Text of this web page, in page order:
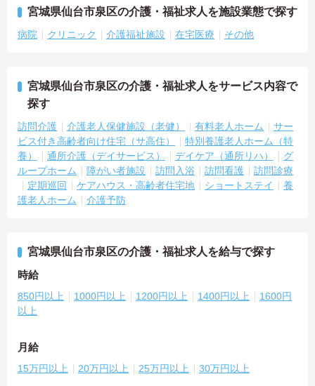
宮城県仙台市泉区の介護・福祉求人を施設業態で探す
病院 クリニック 介護福祉施設 在宅医療 その他
宮城県仙台市泉区の介護・福祉求人をサービス内容で
探す
訪問介護 介護老人保健施設（老健） 有料老人ホーム
サー
ビス付き高齢者向け住宅（サ高住）
特別養護老人ホーム（特
養）
通所介護（デイサービス） デイケア（通所リハ）
グ
ループホーム
障がい者施設 訪問入浴 訪問看護
訪問診療
定期巡回
ケアハウス・高齢者住宅地 ショートステイ
養
護老人ホーム
介護予防
宮城県仙台市泉区の介護・福祉求人を給与で探す
時給
850円以上 1000円以上 1200円以上 1400円以上
1600円
以上
月給
15万円以上 20万円以上 25万円以上 30万円以上